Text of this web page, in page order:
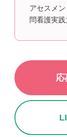
アセスメ
問看護実践
応